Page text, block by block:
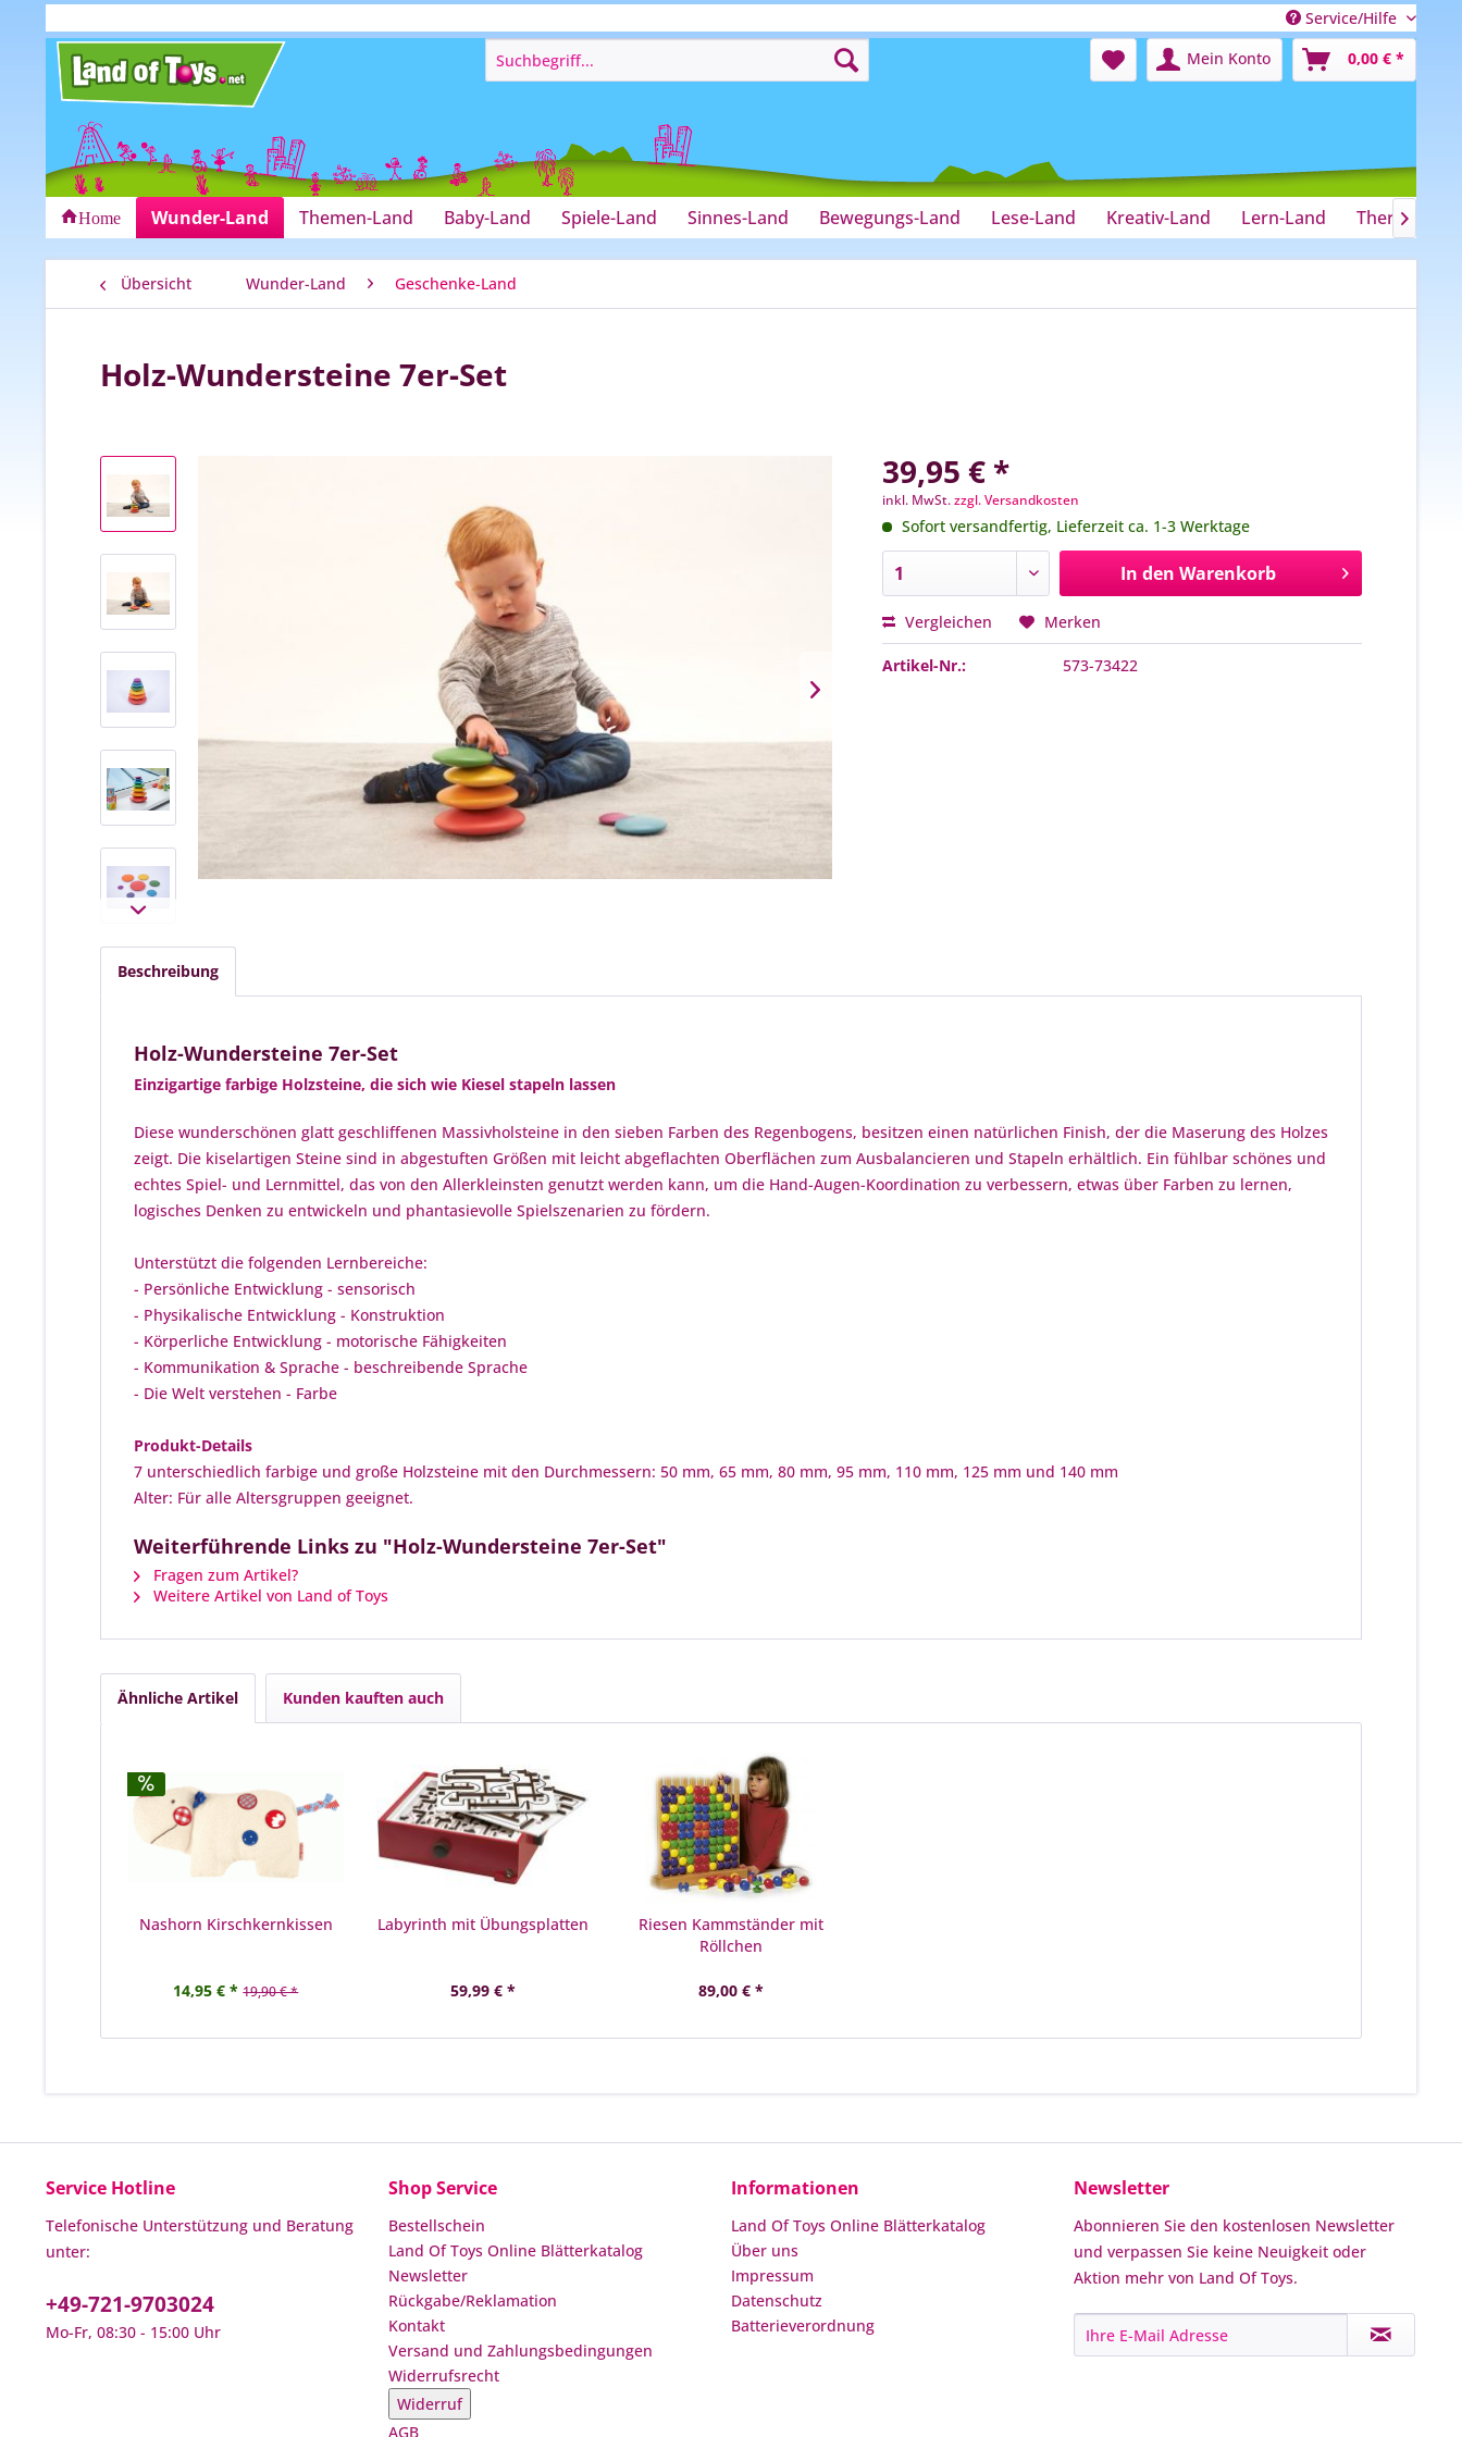
Service/Hilfe
Mein Konto
0,00 € *
Home Wunder-Land Themen-Land Baby-Land Spiele-Land Sinnes-Land Bewegungs-Land Lese-Land Kreativ-Land Lern-Land Therapie-

Übersicht Wunder-Land Geschenke-Land
Holz-Wundersteine 7er-Set
39,95 € *
inkl. MwSt.zzgl. Versandkosten
Sofort versandfertig, Lieferzeit ca. 1-3 Werktage
In den Warenkorb
Vergleichen Merken
Artikel-Nr.: 573-73422
Beschreibung
Holz-Wundersteine 7er-Set
Einzigartige farbige Holzsteine, die sich wie Kiesel stapeln lassen
Diese wunderschönen glatt geschliffenen Massivholsteine in den sieben Farben des Regenbogens, besitzen einen natürlichen Finish, der die Maserung des Holzes
zeigt. Die kiselartigen Steine sind in abgestuften Größen mit leicht abgeflachten Oberflächen zum Ausbalancieren und Stapeln erhältlich. Ein fühlbar schönes und
echtes Spiel- und Lernmittel, das von den Allerkleinsten genutzt werden kann, um die Hand-Augen-Koordination zu verbessern, etwas über Farben zu lernen,
logisches Denken zu entwickeln und phantasievolle Spielszenarien zu fördern.
Unterstützt die folgenden Lernbereiche:
- Persönliche Entwicklung - sensorisch
- Physikalische Entwicklung - Konstruktion
- Körperliche Entwicklung - motorische Fähigkeiten
- Kommunikation & Sprache - beschreibende Sprache
- Die Welt verstehen - Farbe
Produkt-Details
7 unterschiedlich farbige und große Holzsteine mit den Durchmessern: 50 mm, 65 mm, 80 mm, 95 mm, 110 mm, 125 mm und 140 mm
Alter: Für alle Altersgruppen geeignet.
Weiterführende Links zu "Holz-Wundersteine 7er-Set"
Fragen zum Artikel?
Weitere Artikel von Land of Toys
Ähnliche Artikel Kunden kauften auch
Nashorn Kirschkernkissen
14,95 € * 19,90 € *
Labyrinth mit Übungsplatten
59,99 € *
Riesen Kammständer mit
Röllchen
89,00 € *
Service Hotline
Telefonische Unterstützung und Beratung
unter:
+49-721-9703024
Mo-Fr, 08:30 - 15:00 Uhr
Shop Service
Bestellschein
Land Of Toys Online Blätterkatalog
Newsletter
Rückgabe/Reklamation
Kontakt
Versand und Zahlungsbedingungen
Widerrufsrecht
Widerruf
AGB
Informationen
Land Of Toys Online Blätterkatalog
Über uns
Impressum
Datenschutz
Batterieverordnung
Newsletter
Abonnieren Sie den kostenlosen Newsletter
und verpassen Sie keine Neuigkeit oder
Aktion mehr von Land Of Toys.